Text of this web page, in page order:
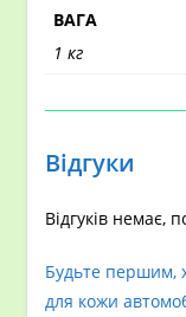
ВАГА
1 кг
Відгуки
Відгуків немає,
Будьте першим,
для кожи